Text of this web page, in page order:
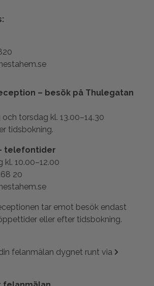
– besök på Thulegatan
torsdag kl. 13.00–14.30
tidsbokning.
telefontider
kl. 10.00–12.00
20
tar emot besök endast
eller efter tidsbokning.
felanmälan dygnet runt via